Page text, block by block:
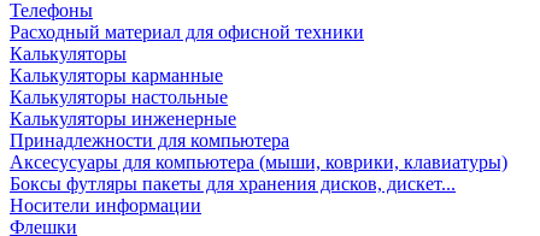
Телефоны
Расходный материал для офисной техники
Калькуляторы
Калькуляторы карманные
Калькуляторы настольные
Калькуляторы инженерные
Принадлежности для компьютера
Аксесусуары для компьютера (мыши, коврики, клавиатуры)
Боксы футляры пакеты для хранения дисков, дискет...
Носители информации
Флешки